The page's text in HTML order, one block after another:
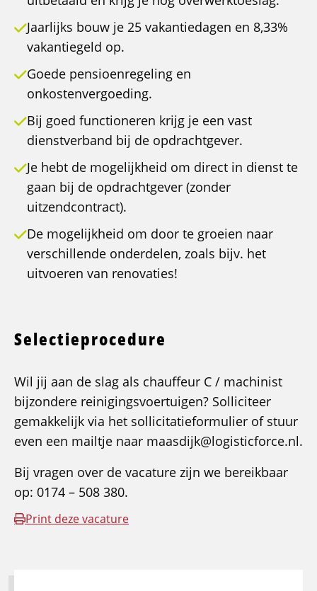
Jaarlijks bouw je 25 vakantiedagen en 8,33%
vakantiegeld op.
Goede pensioenregeling en
onkostenvergoeding.
Bij goed functioneren krijg je een vast
dienstverband bij de opdrachtgever.
Je hebt de mogelijkheid om direct in dienst te
gaan bij de opdrachtgever (zonder
uitzendcontract).
De mogelijkheid om door te groeien naar
verschillende onderdelen, zoals bijv. het
uitvoeren van renovaties!
Selectieprocedure
Wil jij aan de slag als chauffeur C / machinist
bijzondere reinigingsvoertuigen? Solliciteer
gemakkelijk via het sollicitatieformulier of stuur
even een mailtje naar maasdijk@logisticforce.nl.
Bij vragen over de vacature zijn we bereikbaar
op: 0174 – 508 380.
Print deze vacature